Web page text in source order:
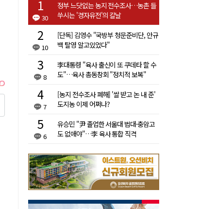
30
정부 느닷없는 농지 전수조사…농촌 들
쑤시는 '경자유전'의 칼날
10
[단독] 김영수 "국방부 청문준비단, 안규
백 탈영 알고있었다"
8
李대통령 "육사 출신이 또 쿠데타 할 수
도"…육사 총동창회 "정치적 보복"
7
[농지 전수조사 폐해] '쌀 받고 논 내 준'
도지농 이제 어쩌나?
6
유승민 "尹 졸업한 서울대 법대·충암고
도 없애야"…李 육사 통합 직격